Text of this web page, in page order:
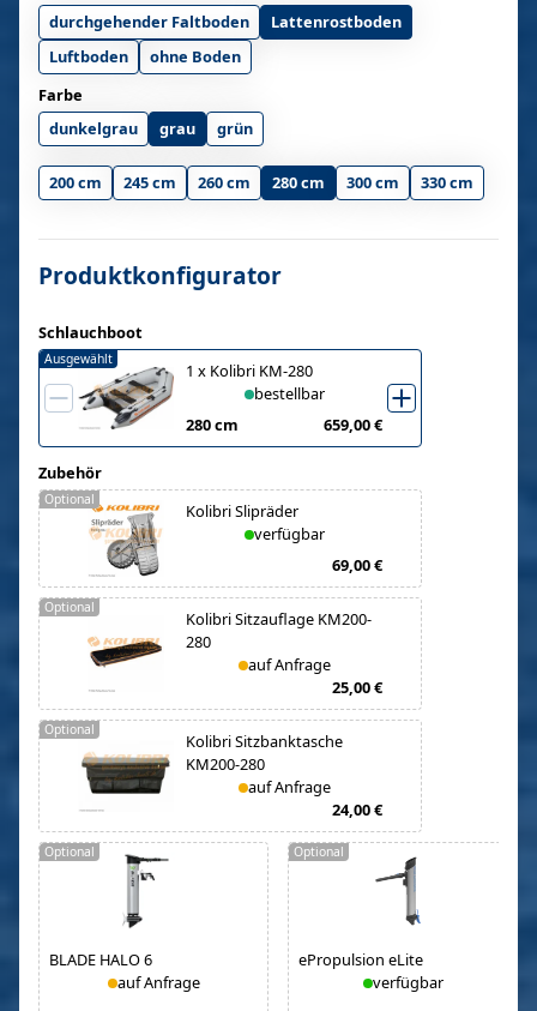
durchgehender Faltboden
Lattenrostboden
Luftboden
ohne Boden
Farbe
dunkelgrau
grau grün
200 cm 245 cm 260 cm 280 cm 300 cm 330 cm
Produktkonfigurator
Schlauchboot
1 x Kolibri KM-280
bestellbar
280 cm
659,00 €
Ausgewählt
Zubehör
Kolibri Slipräder
verfügbar
69,00 €
Optional
Kolibri Sitzauflage KM200-
280
auf Anfrage
25,00 €
Optional
Kolibri Sitzbanktasche
KM200-280
auf Anfrage
24,00 €
Optional
BLADE HALO 6
auf Anfrage
Optional
ePropulsion eLite
verfügbar
Optional